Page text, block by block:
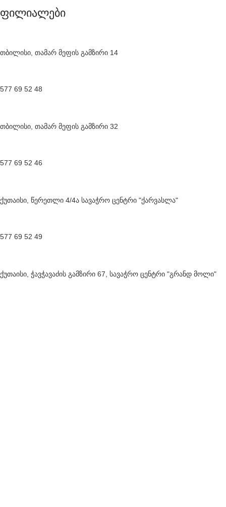
ფილიალები
თბილისი, თამარ მეფის გამზირი 14
577 69 52 48
თბილისი, თამარ მეფის გამზირი 32
577 69 52 46
ქუთაისი, წერეთლი 4/4ა სავაჭრო ცენტრი "ქარვასლა"
577 69 52 49
ქუთაისი, ჭავჭავაძის გამზირი 67, სავაჭრო ცენტრი "გრანდ მოლი"